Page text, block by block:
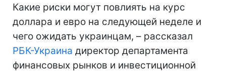
Какие риски могут повлиять на курс
доллара и евро на следующей неделе и
чего ожидать украинцам, – рассказал
РБК-Украина директор департамента
финансовых рынков и инвестиционной